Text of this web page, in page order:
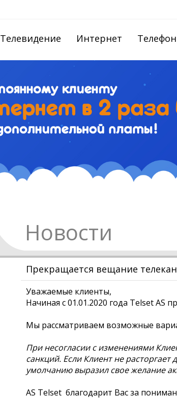
Телевидение Интернет Телефон
Новости
Прекращается вещание
Уважаемые клиенты,
Начиная с 01.01.2020 года Telset AS
Мы рассматриваем возможные
При несогласии с изменениями
санкций. Если Клиент не
умолчанию выразил свое желание
AS Telset благодарит Вас за